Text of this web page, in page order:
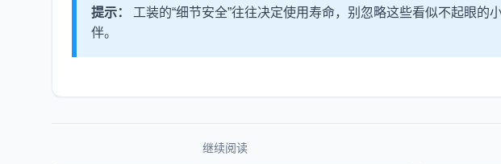
提示：
工装的“细节安全”往往决定使用寿命，别忽略这些看似不起眼的
伴。
继续阅读